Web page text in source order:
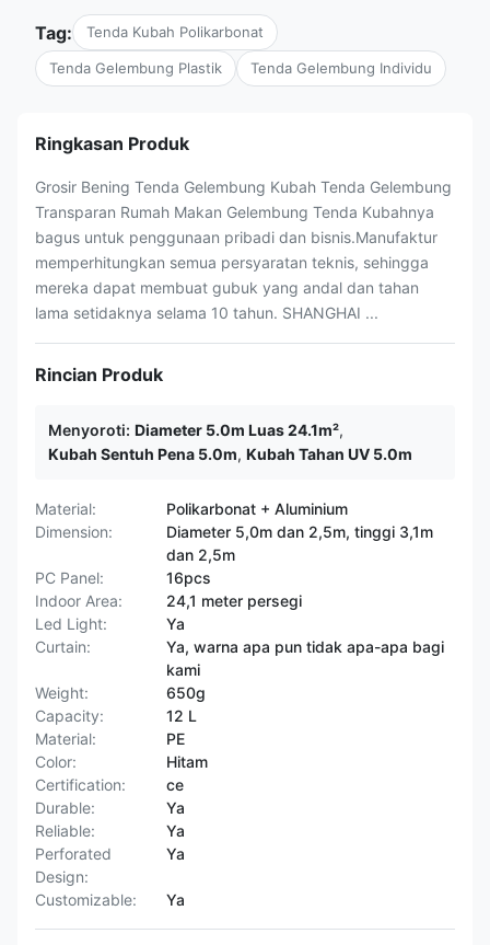
Tag: Tenda Kubah Polikarbonat
Tenda Gelembung Plastik Tenda Gelembung Individu
Ringkasan Produk
Grosir Bening Tenda Gelembung Kubah Tenda Gelembung
Transparan Rumah Makan Gelembung Tenda Kubahnya
bagus untuk penggunaan pribadi dan bisnis.Manufaktur
memperhitungkan semua persyaratan teknis, sehingga
mereka dapat membuat gubuk yang andal dan tahan
lama setidaknya selama 10 tahun. SHANGHAI ...
Rincian Produk
Menyoroti: Diameter 5.0m Luas 24.1m²,
Kubah Sentuh Pena 5.0m, Kubah Tahan UV 5.0m
Material:
Polikarbonat + Aluminium
Dimension:
Diameter 5,0m dan 2,5m, tinggi 3,1m
dan 2,5m
PC Panel:
16pcs
Indoor Area:
24,1 meter persegi
Led Light:
Ya
Curtain:
Ya, warna apa pun tidak apa-apa bagi
kami
Weight:
650g
Capacity:
12 L
Material:
PE
Color:
Hitam
Certification:
ce
Durable:
Ya
Reliable:
Ya
Perforated
Design:
Ya
Customizable: Ya